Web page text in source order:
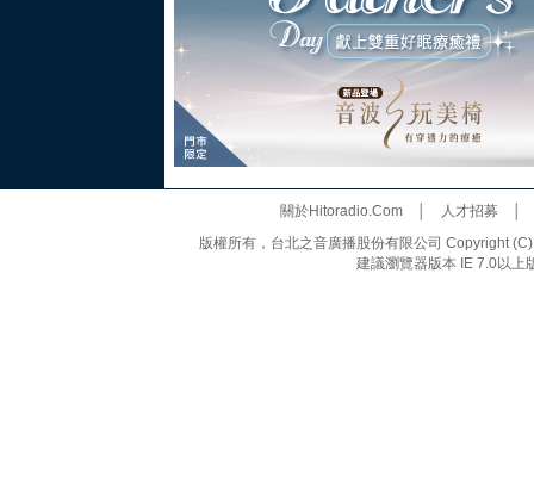
關於Hitoradio.Com│ 人才招募
版權所有，台北之音廣播股份有限公司 Copyright
建議瀏覽器版本 IE 7.0以上